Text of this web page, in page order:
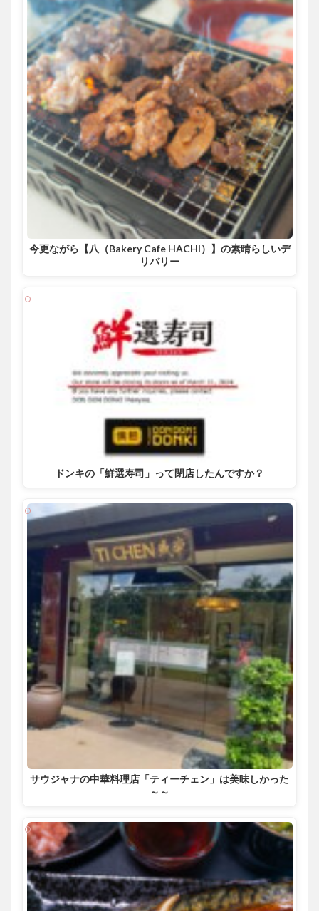
今更ながら【八（Bakery Cafe HACHI）】の素晴らしいデ
リバリー
ドンキの「鮮選寿司」って閉店したんですか？
サウジャナの中華料理店「ティーチェン」は美味しかった
～～